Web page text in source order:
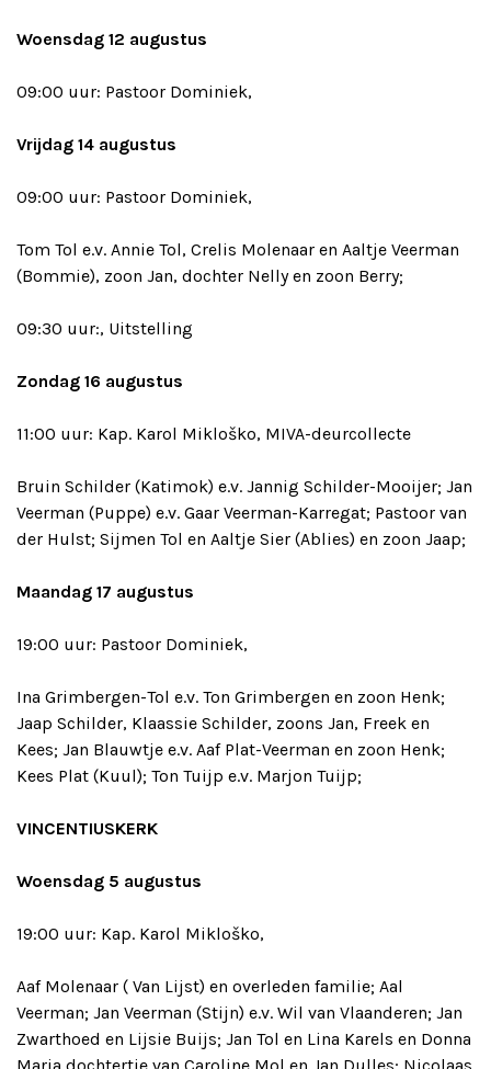
Woensdag 12 augustus
09:00 uur: Pastoor Dominiek,
Vrijdag 14 augustus
09:00 uur: Pastoor Dominiek,
Tom Tol e.v. Annie Tol, Crelis Molenaar en Aaltje Veerman
(Bommie), zoon Jan, dochter Nelly en zoon Berry;
09:30 uur:, Uitstelling
Zondag 16 augustus
11:00 uur: Kap. Karol Mikloško, MIVA-deurcollecte
Bruin Schilder (Katimok) e.v. Jannig Schilder-Mooijer; Jan
Veerman (Puppe) e.v. Gaar Veerman-Karregat; Pastoor van
der Hulst; Sijmen Tol en Aaltje Sier (Ablies) en zoon Jaap;
Maandag 17 augustus
19:00 uur: Pastoor Dominiek,
Ina Grimbergen-Tol e.v. Ton Grimbergen en zoon Henk;
Jaap Schilder, Klaassie Schilder, zoons Jan, Freek en
Kees; Jan Blauwtje e.v. Aaf Plat-Veerman en zoon Henk;
Kees Plat (Kuul); Ton Tuijp e.v. Marjon Tuijp;
VINCENTIUSKERK
Woensdag 5 augustus
19:00 uur: Kap. Karol Mikloško,
Aaf Molenaar ( Van Lijst) en overleden familie; Aal
Veerman; Jan Veerman (Stijn) e.v. Wil van Vlaanderen; Jan
Zwarthoed en Lijsie Buijs; Jan Tol en Lina Karels en Donna
Maria dochtertje van Caroline Mol en Jan Dulles; Nicolaas